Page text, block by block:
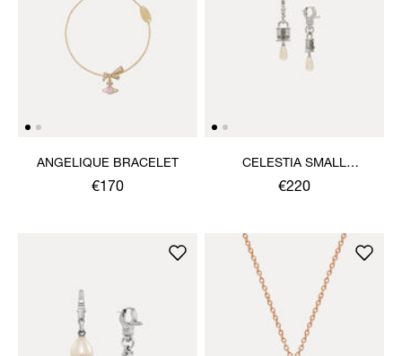
ANGELIQUE BRACELET
€170
CELESTIA SMALL
EARRINGS
€220